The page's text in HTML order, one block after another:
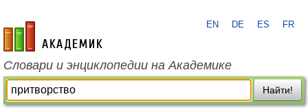
academic.ru
EN DE ES FR
Словари и энциклопедии на Академике
Найти!